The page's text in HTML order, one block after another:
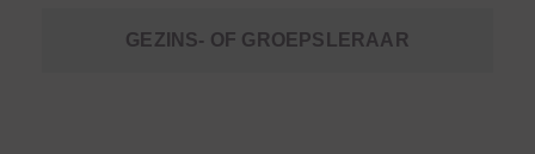
GEZINS- OF GROEPSLERAAR